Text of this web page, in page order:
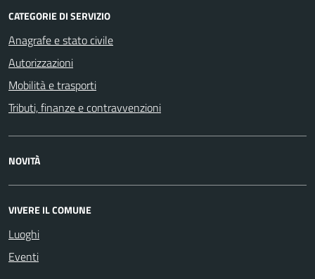
CATEGORIE DI SERVIZIO
Anagrafe e stato civile
Autorizzazioni
Mobilità e trasporti
Tributi, finanze e contravvenzioni
NOVITÀ
VIVERE IL COMUNE
Luoghi
Eventi